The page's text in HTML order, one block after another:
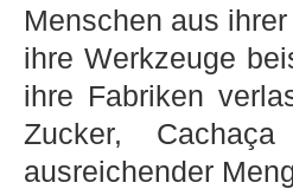
Menschen aus
ihre Werkzeuge
ihre Fabriken
Zucker,
ausreichender